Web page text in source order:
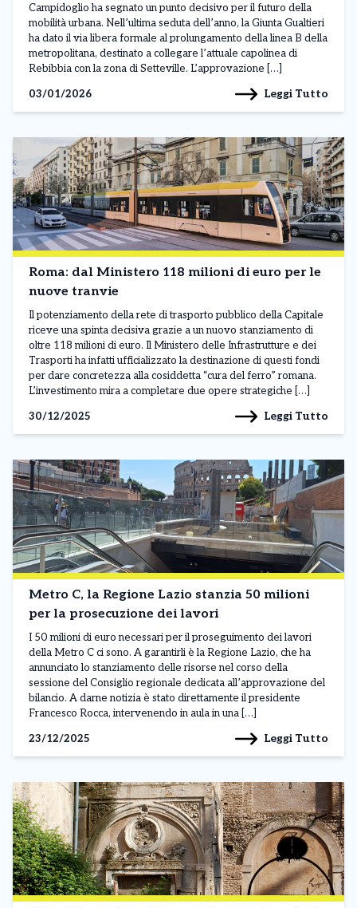
Campidoglio ha segnato un punto decisivo per il futuro della
mobilità urbana. Nell’ultima seduta dell’anno, la Giunta Gualtieri
ha dato il via libera formale al prolungamento della linea B della
metropolitana, destinato a collegare l’attuale capolinea di
Rebibbia con la zona di Setteville. L’approvazione […]
03/01/2026
Leggi Tutto
Roma: dal Ministero 118 milioni di euro per le
nuove tranvie
Il potenziamento della rete di trasporto pubblico della Capitale
riceve una spinta decisiva grazie a un nuovo stanziamento di
oltre 118 milioni di euro. Il Ministero delle Infrastrutture e dei
Trasporti ha infatti ufficializzato la destinazione di questi fondi
per dare concretezza alla cosiddetta “cura del ferro” romana.
L’investimento mira a completare due opere strategiche […]
30/12/2025
Leggi Tutto
Metro C, la Regione Lazio stanzia 50 milioni
per la prosecuzione dei lavori
I 50 milioni di euro necessari per il proseguimento dei lavori
della Metro C ci sono. A garantirli è la Regione Lazio, che ha
annunciato lo stanziamento delle risorse nel corso della
sessione del Consiglio regionale dedicata all’approvazione del
bilancio. A darne notizia è stato direttamente il presidente
Francesco Rocca, intervenendo in aula in una […]
23/12/2025
Leggi Tutto